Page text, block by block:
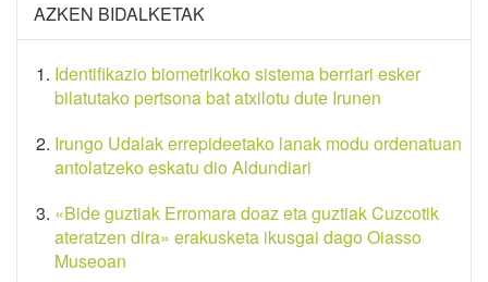
AZKEN BIDALKETAK
Identifikazio biometrikoko sistema berriari esker
bilatutako pertsona bat atxilotu dute Irunen
Irungo Udalak errepideetako lanak modu ordenatuan
antolatzeko eskatu dio Aldundiari
«Bide guztiak Erromara doaz eta guztiak Cuzcotik
ateratzen dira» erakusketa ikusgai dago Oiasso
Museoan